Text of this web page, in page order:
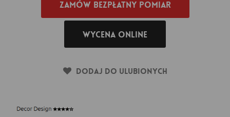
Zamów bezpłatny pomiar
Wycena online
Dodaj do ulubionych